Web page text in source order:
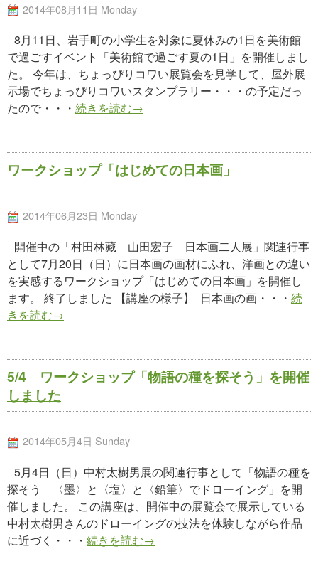
2014年08月11日 Monday
8月11日、岩手町の小学生を対象に夏休みの1日を美術館
で過ごすイベント「美術館で過ごす夏の1日」を開催しまし
た。 今年は、ちょっぴりコワい展覧会を見学して、屋外展
示場でちょっぴりコワいスタンプラリー・・・の予定だっ
たので・・・ 続きを読む→
ワークショップ「はじめての日本画」
2014年06月23日 Monday
開催中の「村田林藏 山田宏子 日本画二人展」関連行事
として7月20日（日）に日本画の画材にふれ、洋画との違い
を実感するワークショップ「はじめての日本画」を開催し
ます。 終了しました 【講座の様子】 日本画の画・・・ 続
きを読む→
5/4 ワークショップ「物語の種を探そう」を開催
しました
2014年05月4日 Sunday
5月4日（日）中村太樹男展の関連行事として「物語の種を
探そう 〈墨〉と〈塩〉と〈鉛筆〉でドローイング」を開
催しました。 この講座は、開催中の展覧会で展示している
中村太樹男さんのドローイングの技法を体験しながら作品
に近づく・・・ 続きを読む→